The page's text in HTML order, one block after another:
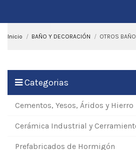
Inicio BAÑO Y DECORACIÓN OTROS
Categorias
Cementos, Yesos, Áridos y Hierro
Cerámica Industrial y
Prefabricados de Hormigón